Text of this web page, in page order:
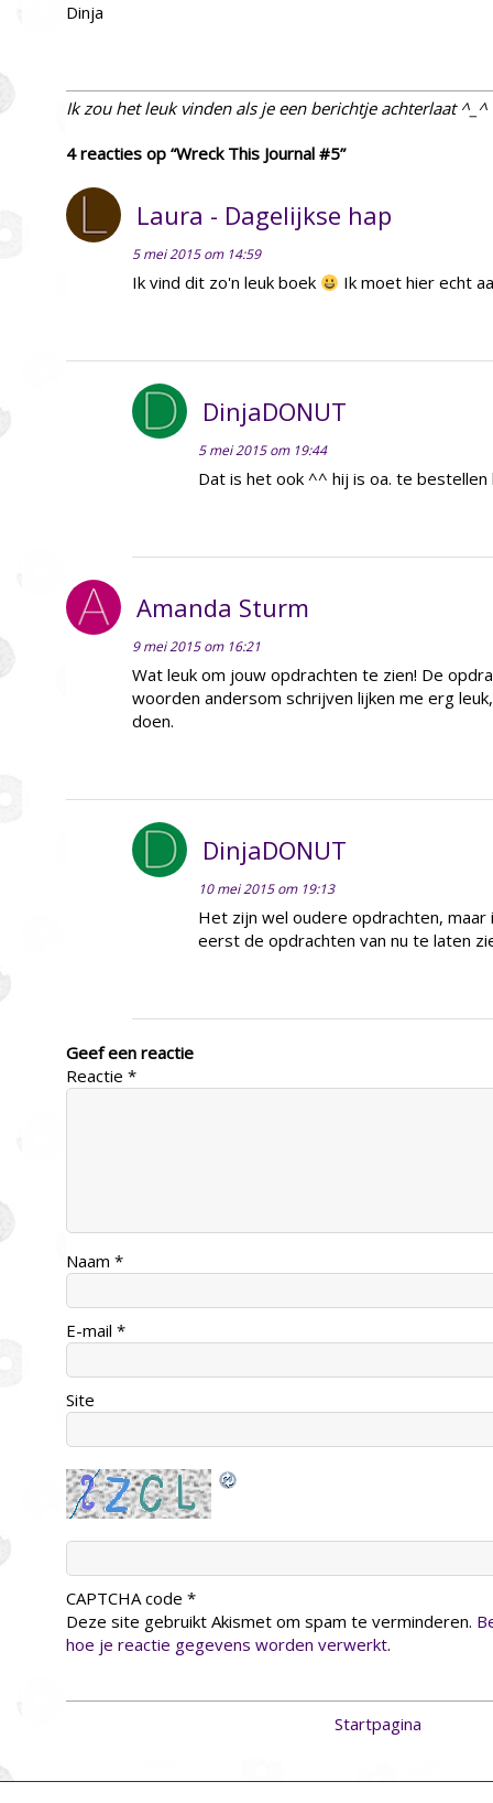
Dinja
Ik zou het leuk vinden als je een berichtje achterlaat ^_^
4 reacties op “Wreck This Journal #5”
Laura - Dagelijkse hap
5 mei 2015 om 14:59
Ik vind dit zo'n leuk boek Ik moet hier echt
DinjaDONUT
5 mei 2015 om 19:44
Dat is het ook ^^ hij is oa. te bestellen
Amanda Sturm
9 mei 2015 om 16:21
Wat leuk om jouw opdrachten te zien! De
woorden andersom schrijven lijken me erg
doen.
DinjaDONUT
10 mei 2015 om 19:13
Het zijn wel oudere opdrachten, maar
eerst de opdrachten van nu te laten
Geef een reactie
Reactie *
Naam *
E-mail *
Site
CAPTCHA code *
Deze site gebruikt Akismet om spam te verminderen.
hoe je reactie gegevens worden verwerkt.
Startpagina